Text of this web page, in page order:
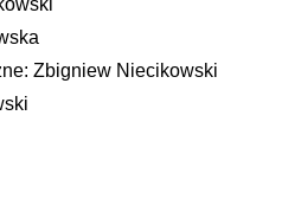
Zbigniew Niecikowski